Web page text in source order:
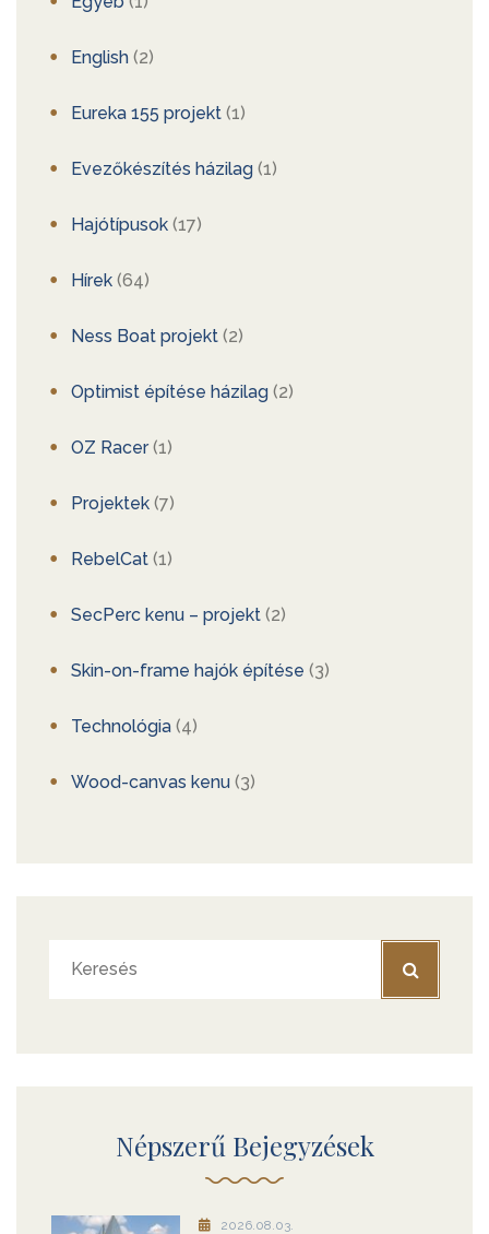
English (2)
Eureka 155 projekt (1)
Evezőkészítés házilag (1)
Hajótípusok (17)
Hírek (64)
Ness Boat projekt (2)
Optimist építése házilag (2)
OZ Racer(1)
Projektek (7)
RebelCat (1)
SecPerc kenu – projekt (2)
Skin-on-frame hajók építése (3)
Technológia (4)
Wood-canvas kenu (3)
Népszerű Bejegyzések
2026.08.03.